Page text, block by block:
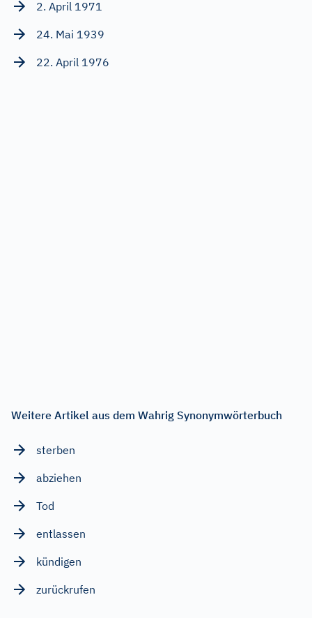
2. April 1971
24. Mai 1939
22. April 1976
Weitere Artikel aus dem Wahrig Synonymwörterbuch
sterben
abziehen
Tod
entlassen
kündigen
zurückrufen